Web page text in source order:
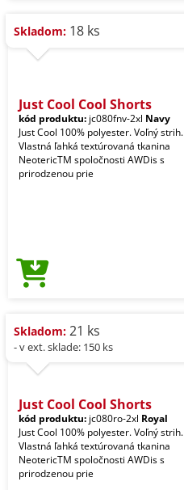
Skladom: 18 ks
Just Cool Cool Shorts
kód produktu: jc080fnv-2xl Navy
Just Cool 100% polyester. Voľný strih.
Vlastná ľahká textúrovaná tkanina
NeotericTM spoločnosti AWDis s
prirodzenou prie
Skladom: 21 ks
- v ext. sklade: 150 ks
Just Cool Cool Shorts
kód produktu: jc080ro-2xl Royal
Just Cool 100% polyester. Voľný strih.
Vlastná ľahká textúrovaná tkanina
NeotericTM spoločnosti AWDis s
prirodzenou prie